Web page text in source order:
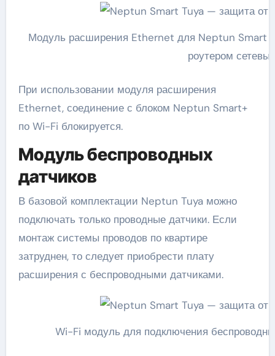
Модуль расширения Ethernet для Neptun Smart
роутером
При использовании модуля расширения
Ethernet, соединение с блоком Neptun Smart+
по Wi-Fi блокируется.
Модуль беспроводных
датчиков
В базовой комплектации Neptun Tuya можно
подключать только проводные датчики. Если
монтаж системы проводов по квартире
затруднен, то следует приобрести плату
расширения с беспроводными датчиками.
Wi-Fi модуль для подключения